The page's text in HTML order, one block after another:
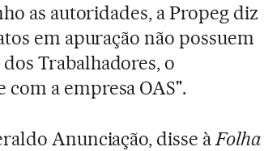
as autoridades, a Propeg diz
em apuração não possuem
Trabalhadores, o
a empresa OAS".
Anunciação, disse àFolha